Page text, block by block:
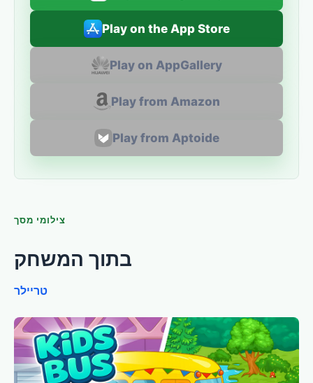
Play on the App Store
Play on AppGallery
Play from Amazon
Play from Aptoide
צילומי מסך
בתוך המשחק
טריילר